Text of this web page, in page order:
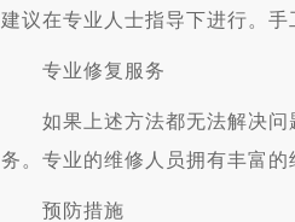
建议在专业人士指导下进行。
专业修复服务
如果上述方法都无法解决问
务。专业的维修人员拥有丰富
预防措施